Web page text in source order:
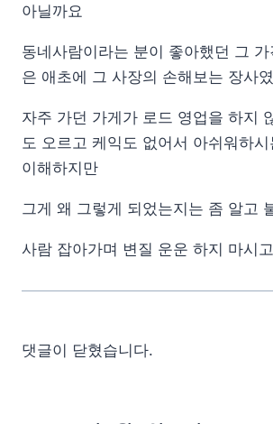
아닐까요
동네사람이라는 분이 좋아했던 그
은 애초에 그 사장의 손해보는 장사
자주 가던 가게가 로드 영업을 하지
도 오르고 케익도 없어서 아쉬워하
이해하지만
그게 왜 그렇게 되었는지는 좀 알고
사람 잡아가며 변질 운운 하지 마시
댓글이 닫혔습니다.